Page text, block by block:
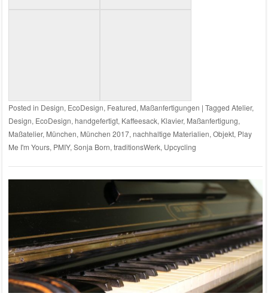
Posted in Design, EcoDesign, Featured, Maßanfertigungen | Tagged Atelier,
Design, EcoDesign, handgefertigt, Kaffeesack, Klavier, Maßanfertigung,
Maßatelier, München, München 2017, nachhaltige Materialien, Objekt, Play
Me I'm Yours, PMIY, Sonja Born, traditionsWerk, Upcycling